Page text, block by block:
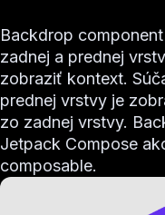
Backdrop
zadnej a prednej
zobraziť kontext.
prednej vrstvy je
zo zadnej vrstvy.
Jetpack Compose
composable.